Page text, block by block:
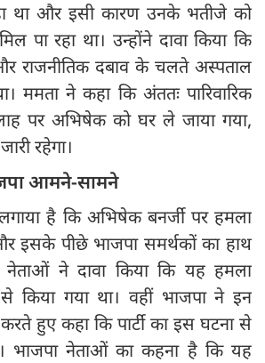
था और इसी कारण उनके भतीजे को
पा रहा था। उन्होंने दावा किया कि
राजनीतिक दबाव के चलते अस्पताल
ममता ने कहा कि अंततः पारिवारिक
पर अभिषेक को घर ले जाया गया,
रहेगा।
आमने-सामने
है कि अभिषेक बनर्जी पर हमला
इसके पीछे भाजपा समर्थकों का हाथ
नेताओं ने दावा किया कि यह हमला
किया गया था। वहीं भाजपा ने इन
हुए कहा कि पार्टी का इस घटना से
भाजपा नेताओं का कहना है कि यह